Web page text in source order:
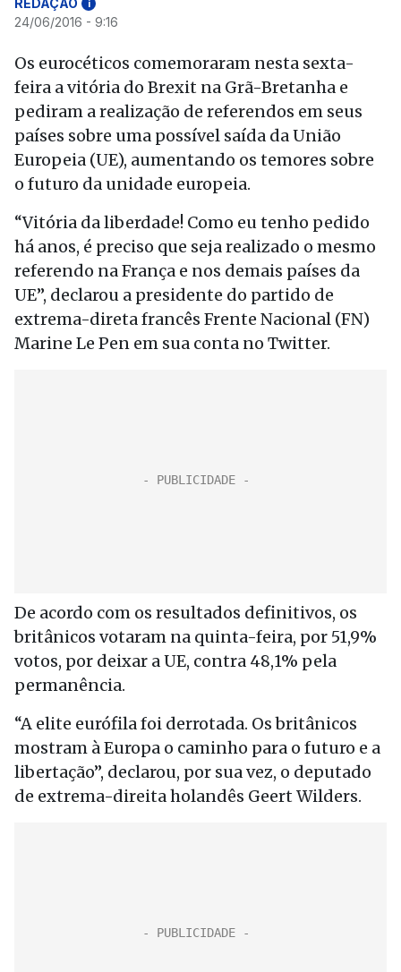
REDAÇÃO i
24/06/2016 - 9:16
Os eurocéticos comemoraram nesta sexta-
feira a vitória do Brexit na Grã-Bretanha e
pediram a realização de referendos em seus
países sobre uma possível saída da União
Europeia (UE), aumentando os temores sobre
o futuro da unidade europeia.
“Vitória da liberdade! Como eu tenho pedido
há anos, é preciso que seja realizado o mesmo
referendo na França e nos demais países da
UE”, declarou a presidente do partido de
extrema-direta francês Frente Nacional (FN)
Marine Le Pen em sua conta no Twitter.
De acordo com os resultados definitivos, os
britânicos votaram na quinta-feira, por 51,9%
votos, por deixar a UE, contra 48,1% pela
permanência.
“A elite eurófila foi derrotada. Os britânicos
mostram à Europa o caminho para o futuro e a
libertação”, declarou, por sua vez, o deputado
de extrema-direita holandês Geert Wilders.